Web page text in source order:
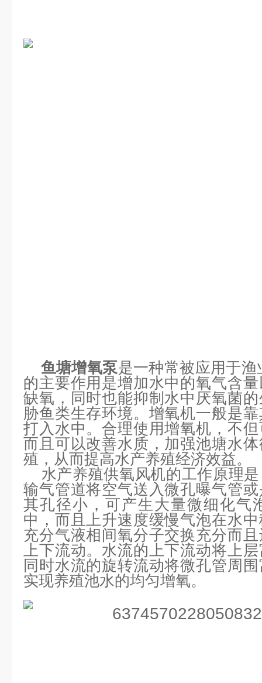
鱼塘增氧泵是一种常被应用于
的主要作用是增加水中的氧气含
缺氧，同时也能抑制水中厌氧菌
胁鱼类生存环境。增氧机一般是
打入水中。合理使用增氧机，不
而且可以改善水质，加强池塘水
殖，从而提高水产养殖经济效益。
水产养殖供氧风机的工作原理
输气管道将空气送入微孔曝气管
其孔径小，可产生大量微细化气
中，而且上升速度缓慢气泡在水
充分气液相间氧分子交换充分而
上下流动。水流的上下流动将上
同时水流的旋转流动将微孔管周
实现养殖池水的均匀增氧。